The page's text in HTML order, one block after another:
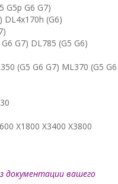
G5p G6 G7)
DL4x170h (G6)
G7) DL785 (G5 G6)
(G5 G6 G7) ML370 (G5 G6
X1800 X3400 X3800
документации вашего